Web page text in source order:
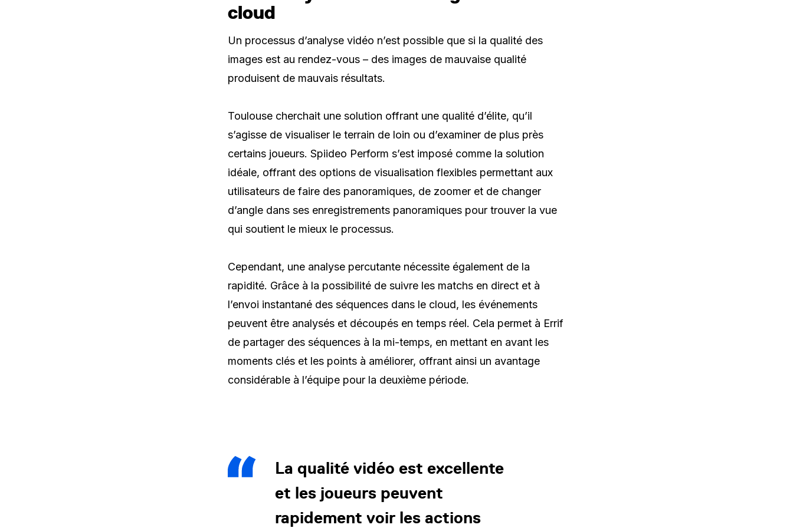
cloud
Un processus d’analyse vidéo n’est possible que si la qualité des
images est au rendez-vous – des images de mauvaise qualité
produisent de mauvais résultats.
Toulouse cherchait une solution offrant une qualité d’élite, qu’il
s’agisse de visualiser le terrain de loin ou d’examiner de plus près
certains joueurs. Spiideo Perform s’est imposé comme la solution
idéale, offrant des options de visualisation flexibles permettant aux
utilisateurs de faire des panoramiques, de zoomer et de changer
d’angle dans ses enregistrements panoramiques pour trouver la vue
qui soutient le mieux le processus.
Cependant, une analyse percutante nécessite également de la
rapidité. Grâce à la possibilité de suivre les matchs en direct et à
l’envoi instantané des séquences dans le cloud, les événements
peuvent être analysés et découpés en temps réel. Cela permet à Errif
de partager des séquences à la mi-temps, en mettant en avant les
moments clés et les points à améliorer, offrant ainsi un avantage
considérable à l’équipe pour la deuxième période.
La qualité vidéo est excellente
et les joueurs peuvent
rapidement voir les actions